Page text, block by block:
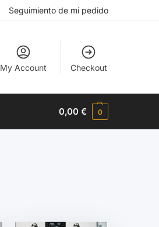
Seguimiento de mi pedido
My Account Checkout
0,00€ 0